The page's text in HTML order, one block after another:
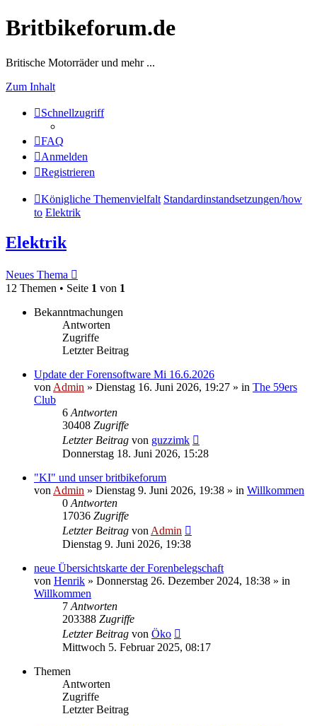
Britbikeforum.de
Britische Motorräder und mehr ...
Zum Inhalt
Schnellzugriff
FAQ
Anmelden
Registrieren
Königliche Themenvielfalt Standardinstandsetzungen/how
to Elektrik
Elektrik
Neues Thema
12 Themen • Seite 1 von 1
Bekanntmachungen
Antworten
Zugriffe
Letzter Beitrag
Update der Forensoftware Mi 16.6.2026
von Admin » Dienstag 16. Juni 2026, 19:27 » in The 59ers
Club
6 Antworten
30408 Zugriffe
Letzter Beitrag von guzzimk
Donnerstag 18. Juni 2026, 15:28
"KI" und unser britbikeforum
von Admin » Dienstag 9. Juni 2026, 19:38 » in Willkommen
0 Antworten
17036 Zugriffe
Letzter Beitrag von Admin
Dienstag 9. Juni 2026, 19:38
neue Übersichtskarte der Forenbelegschaft
von Henrik » Donnerstag 26. Dezember 2024, 18:38 » in
Willkommen
7 Antworten
203388 Zugriffe
Letzter Beitrag von Öko
Mittwoch 5. Februar 2025, 08:17
Themen
Antworten
Zugriffe
Letzter Beitrag